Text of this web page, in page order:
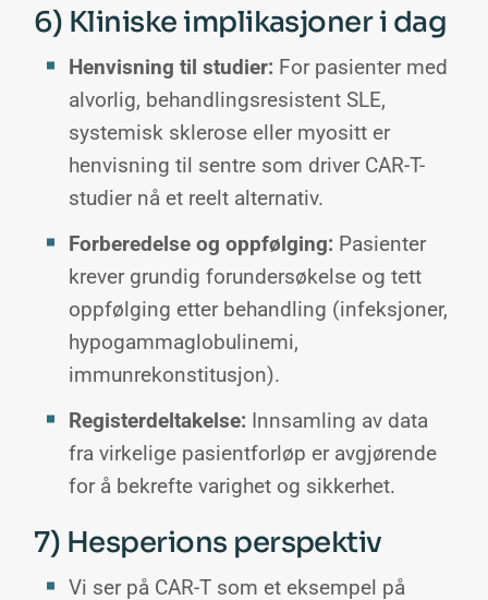
6) Kliniske implikasjoner i dag
Henvisning til studier: For pasienter med
alvorlig, behandlingsresistent SLE,
systemisk sklerose eller myositt er
henvisning til sentre som driver CAR-T-
studier nå et reelt alternativ.
Forberedelse og oppfølging: Pasienter
krever grundig forundersøkelse og tett
oppfølging etter behandling (infeksjoner,
hypogammaglobulinemi,
immunrekonstitusjon).
Registerdeltakelse: Innsamling av data
fra virkelige pasientforløp er avgjørende
for å bekrefte varighet og sikkerhet.
7) Hesperions perspektiv
Vi ser på CAR-T som et eksempel på